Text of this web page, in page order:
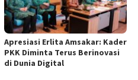
Apresiasi Erlita Amsakar: Kader
PKK Diminta Terus Berinovasi
di Dunia Digital